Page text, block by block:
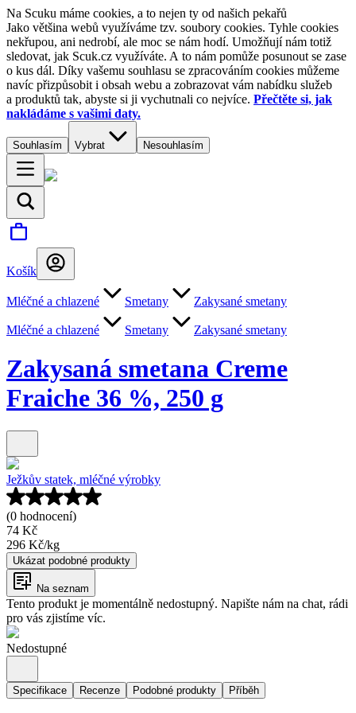
Na Scuku máme cookies, a to nejen ty od našich pekařů
Jako většina webů využíváme tzv. soubory cookies. Tyhle cookies
nekřupou, ani nedrobí, ale moc se nám hodí. Umožňují nám totiž
sledovat, jak Scuk.cz využíváte. A to nám pomůže posunout se zase
o kus dál. Díky vašemu souhlasu se zpracováním cookies můžeme
navíc přizpůsobit i obsah webu a zobrazovat vám nabídku služeb
a produktů tak, abyste si ji vychutnali co nejvíce. Přečtěte si, jak
nakládáme s vašimi daty.
Souhlasím Vybrat Nesouhlasím
Košík
Mléčné a chlazené Smetany Zakysané smetany
Mléčné a chlazené Smetany Zakysané smetany
Zakysaná smetana Creme
Fraiche 36 %, 250 g
Ježkův statek, mléčné výrobky
(0 hodnocení)
74 Kč
296 Kč/kg
Ukázat podobné produkty
Na seznam
Tento produkt je momentálně nedostupný. Napište nám na chat, rádi
pro vás zjistíme víc.
Nedostupné
Specifikace Recenze Podobné produkty Příběh